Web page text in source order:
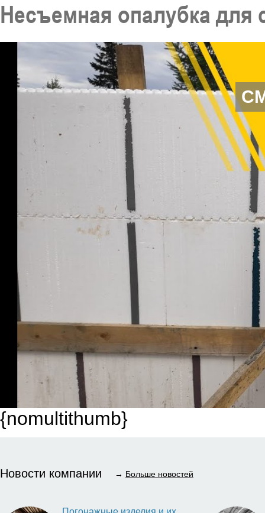
Несъемная опалубка для
{nomultithumb}
Новости компании → Больше новостей